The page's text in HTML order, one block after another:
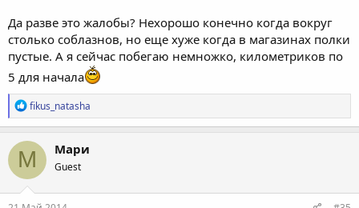
Да разве это жалобы? Нехорошо конечно когда вокруг
столько соблазнов, но еще хуже когда в магазинах полки
пустые. А я сейчас побегаю немножко, километриков по
5 для начала
Р
е
а
к
ц
и
и
:
fikus_natasha
М Мари
Guest